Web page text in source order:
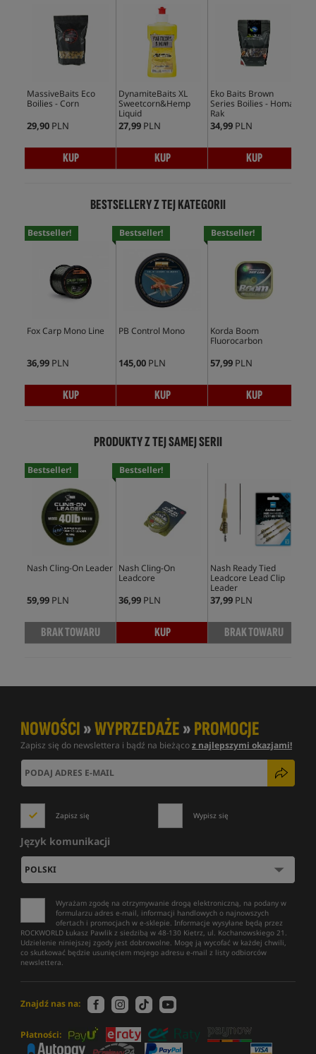
MassiveBaits Eco
Boilies - Corn
29,90 PLN
KUP
DynamiteBaits XL
Sweetcorn&Hemp
Liquid
27,99 PLN
KUP
Eko Baits Brown
Series Boilies - Homar
Rak
34,99 PLN
KUP
BESTSELLERY Z TEJ KATEGORII
Bestseller!
Fox Carp Mono Line
36,99 PLN
KUP
Bestseller!
PB Control Mono
145,00 PLN
KUP
Bestseller!
Korda Boom
Fluorocarbon
57,99 PLN
KUP
PRODUKTY Z TEJ SAMEJ SERII
Bestseller!
Nash Cling-On Leader
59,99 PLN
BRAK TOWARU
Bestseller!
Nash Cling-On
Leadcore
36,99 PLN
KUP
Nash Ready Tied
Leadcore Lead Clip
Leader
37,99 PLN
BRAK TOWARU
NOWOŚCI»WYPRZEDAŻE»PROMOCJE
Zapisz się do newslettera i bądź na bieżącoz najlepszymi okazjami!
Zapisz się Wypisz się
Język komunikacji
Wyrażam zgodę na otrzymywanie drogą elektroniczną, na podany w
formularzu adres e-mail, informacji handlowych o najnowszych
ofertach i promocjach w e-sklepie. Informacje wysyłane będą przez
ROCKWORLD Łukasz Pawlik z siedzibą w 48-130 Kietrz, ul. Kochanowskiego 21.
Udzielenie niniejszej zgody jest dobrowolne. Mogę ją wycofać w każdej chwili,
co skutkować będzie usunięciem mojego adresu e-mail z listy odbiorców
newslettera.
Znajdź nas na:
Płatności: